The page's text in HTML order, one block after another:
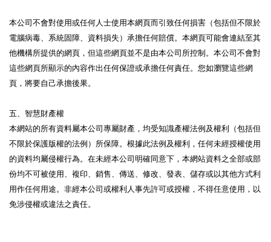
本公司不會對使用或任何人士使用本網頁而引致任何損害（包括但不限於
電腦病毒、系統固障、資料損失）承擔任何賠償。本網頁可能會連結至其
他機構所提供的網頁，但這些網頁並不是由本公司所控制。本公司不會對
這些網頁所顯示的內容作出任何保證或承擔任何責任。您如瀏覽這些網
頁，將要自己承擔後果。
五、智慧財產權
本網站的所有資料屬本公司專屬財產，均受知識產權法例及權利（包括但
不限於保護版權的法例）所保障。根據此法例及權利，任何未經授權使用
的資料均屬侵權行為。在未經本公司明確同意下，本網站資料之全部或部
份均不可被使用、複印、銷售、傳送、修改、發表、儲存或以其他方式利
用作任何用途。非經本公司或權利人事先許可或授權，不得任意使用，以
免涉侵權或違法之責任。